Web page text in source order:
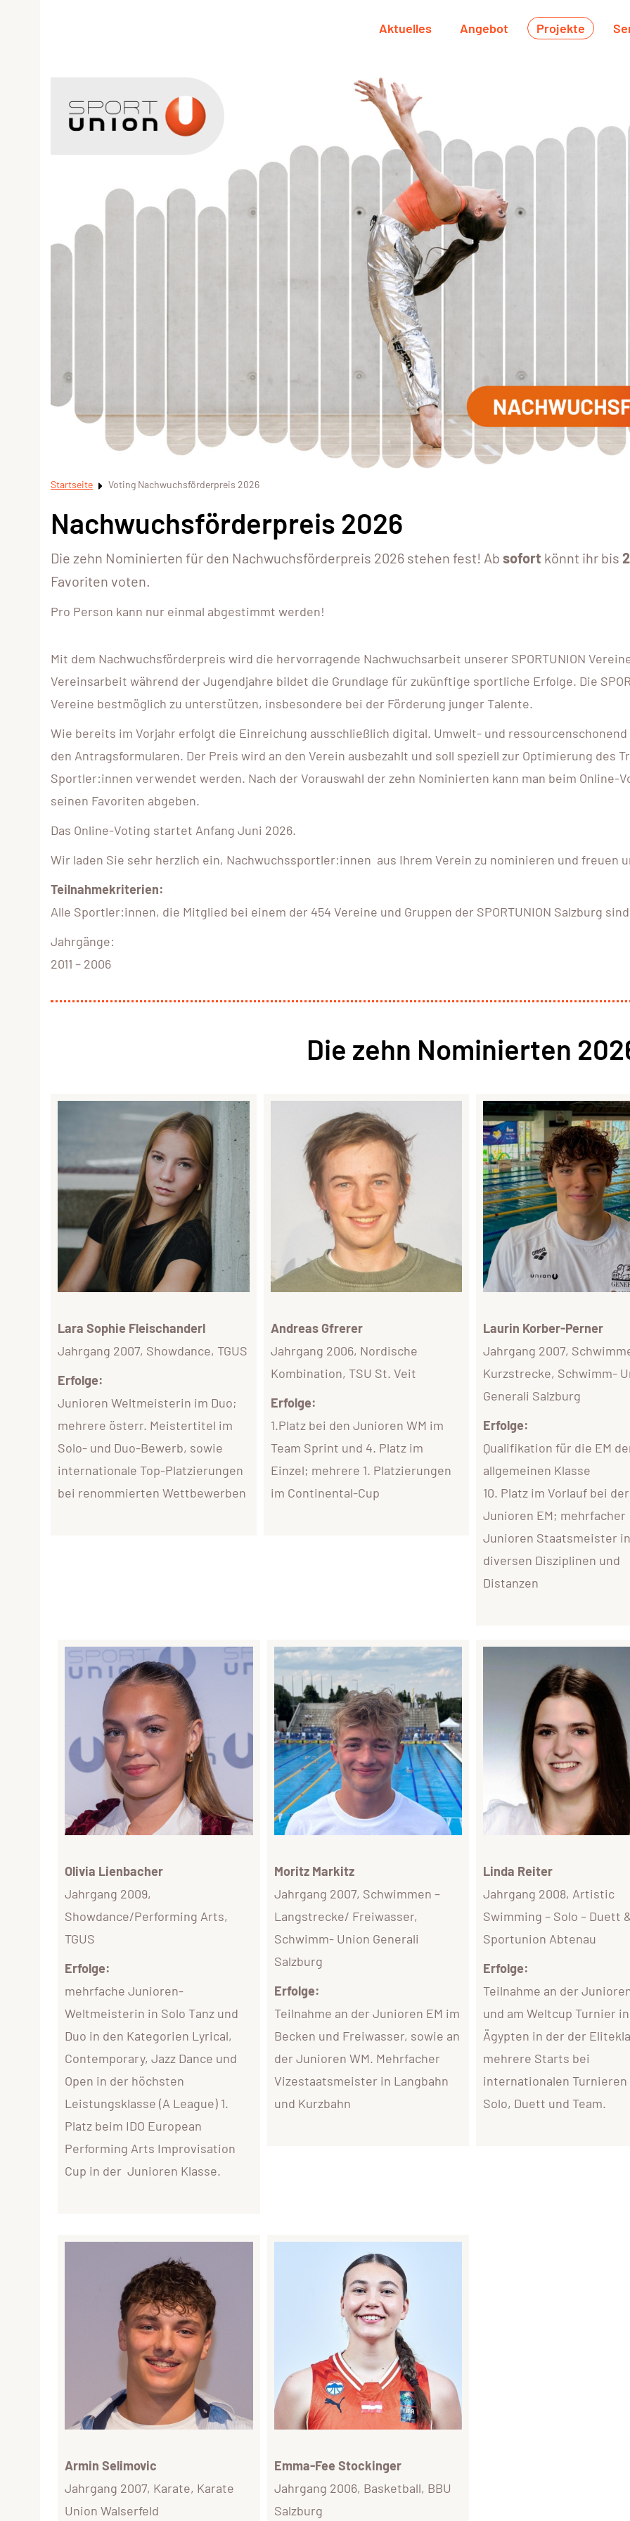
Aktuelles Angebot Projekte
Startseite Voting Nachwuchsförderpreis 2026
Nachwuchsförderpreis 2026
Die zehn Nominierten für den Nachwuchsförderpreis 2026 stehen fest! Ab sofort könnt ihr bis
Favoriten voten.
Pro Person kann nur einmal abgestimmt werden!
Mit dem Nachwuchsförderpreis wird die hervorragende Nachwuchsarbeit unserer SPORTUNION
Vereinsarbeit während der Jugendjahre bildet die Grundlage für zukünftige sportliche Erfolge. Die
Vereine bestmöglich zu unterstützen, insbesondere bei der Förderung junger Talente.
Wie bereits im Vorjahr erfolgt die Einreichung ausschließlich digital. Umwelt- und
den Antragsformularen. Der Preis wird an den Verein ausbezahlt und soll speziell zur Optimierung des
Sportler:innen verwendet werden. Nach der Vorauswahl der zehn Nominierten kann man beim
seinen Favoriten abgeben.
Das Online-Voting startet Anfang Juni 2026.
Wir laden Sie sehr herzlich ein, Nachwuchssportler:innen aus Ihrem Verein zu nominieren und freuen
Teilnahmekriterien:
Alle Sportler:innen, die Mitglied bei einem der 454 Vereine und Gruppen der SPORTUNION Salzburg
Jahrgänge:
2011 – 2006
Die zehn Nominierten
Lara Sophie Fleischanderl
Jahrgang 2007, Showdance, TGUS
Erfolge:
Junioren Weltmeisterin im Duo;
mehrere österr. Meistertitel im
Solo- und Duo-Bewerb, sowie
internationale Top-Platzierungen
bei renommierten Wettbewerben
Andreas Gfrerer
Jahrgang 2006, Nordische
Kombination, TSU St. Veit
Erfolge:
1.Platz bei den Junioren WM im
Team Sprint und 4. Platz im
Einzel; mehrere 1. Platzierungen
im Continental-Cup
Laurin Korber-Perner
Jahrgang 2007,
Kurzstrecke, Schwimm-
Generali Salzburg
Erfolge:
Qualifikation für die EM
allgemeinen Klasse
10. Platz im Vorlauf bei der
Junioren EM; mehrfacher
Junioren Staatsmeister in
diversen Disziplinen und
Distanzen
Olivia Lienbacher
Jahrgang 2009,
Showdance/Performing Arts,
TGUS
Erfolge:
mehrfache Junioren-
Weltmeisterin in Solo Tanz und
Duo in den Kategorien Lyrical,
Contemporary, Jazz Dance und
Open in der höchsten
Leistungsklasse (A League) 1.
Platz beim IDO European
Performing Arts Improvisation
Cup in der Junioren Klasse.
Moritz Markitz
Jahrgang 2007, Schwimmen –
Langstrecke/ Freiwasser,
Schwimm- Union Generali
Salzburg
Erfolge:
Teilnahme an der Junioren EM im
Becken und Freiwasser, sowie an
der Junioren WM. Mehrfacher
Vizestaatsmeister in Langbahn
und Kurzbahn
Linda Reiter
Jahrgang 2008, Artistic
Swimming – Solo – Duett
Sportunion Abtenau
Erfolge:
Teilnahme an der
und am Weltcup Turnier in
Ägypten in der der
mehrere Starts bei
internationalen Turnieren
Solo, Duett und Team.
Armin Selimovic
Jahrgang 2007, Karate, Karate
Union Walserfeld
Emma-Fee Stockinger
Jahrgang 2006, Basketball, BBU
Salzburg